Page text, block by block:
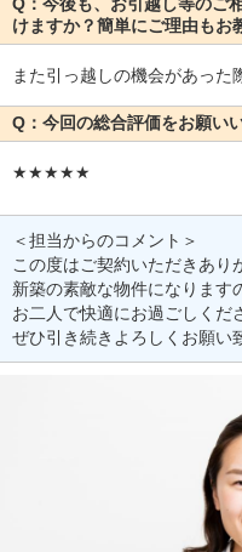
Q：今後も、お引越し等のご
けますか？簡単にご理由もお
また引っ越しの機会があった
Q：今回の総合評価をお願い
★★★★★
＜担当からのコメント＞
この度はご契約いただきあり
新築の素敵な物件になります
お二人で快適にお過ごしくだ
ぜひ引き続きよろしくお願い